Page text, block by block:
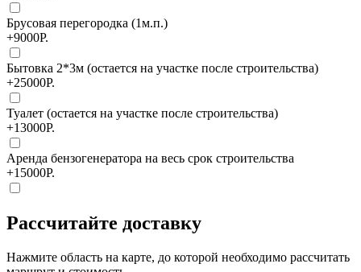
Брусовая перегородка (1м.п.)
+9000Р.
Бытовка 2*3м (остается на участке после строительства)
+25000Р.
Туалет (остается на участке после строительства)
+13000Р.
Аренда бензогенератора на весь срок строительства
+15000Р.
Рассчитайте доставку
Нажмите область на карте, до которой необходимо рассчитать